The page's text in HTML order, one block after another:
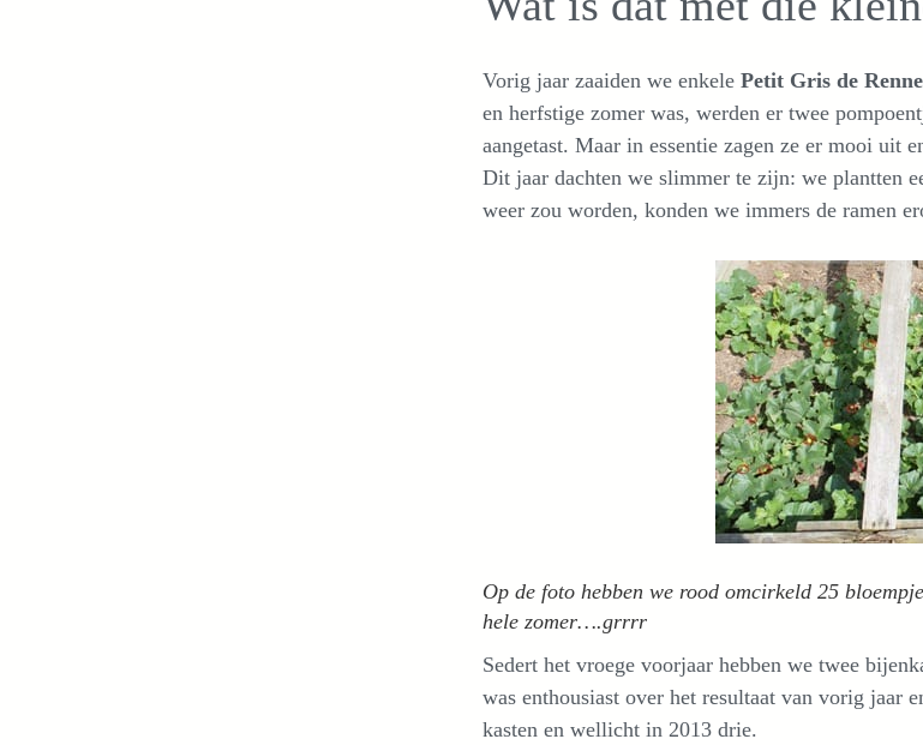
Vorig jaar zaaiden we enkele Petit Gris de
en herfstige zomer was, werden er twee
aangetast. Maar in essentie zagen ze er mooi uit
Dit jaar dachten we slimmer te zijn: we plantten
weer zou worden, konden we immers de ramen
Op de foto hebben we rood omcirkeld 25
hele zomer….grrrr
Sedert het vroege voorjaar hebben we twee
was enthousiast over het resultaat van vorig jaar
kasten en wellicht in 2013 drie.